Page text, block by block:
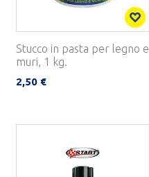
Stucco in pasta per legno e
muri, 1 kg.
2,50 €